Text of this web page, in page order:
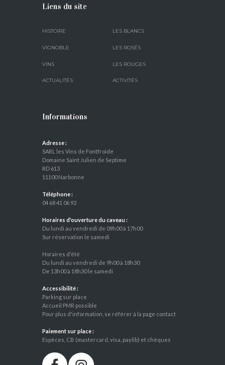
Liens du site
HISTOIRE LES BLANCS
VIGNOBLE LES ROSÉS
VINS LES ROUGES
ACTUALITÉS ACTIVITÉS
Informations
Adresse :
SARL les Vins de Fontfroide
Domaine Saint Julien de Septime
RD 613
11100 Narbonne
Téléphone :
04 68 41 06 92
Horaires d'ouverture du caveau :
Du lundi au vendredi de 09h00 à 17h00
Sur réservation le samedi
Horaires d'été
Du lundi au vendredi de 9h00 à 18h30
De 13h00 à 18h30 le samedi
Accessibilité :
Parking sur place
Accueil PMR possible
Pour plus d'information, se référer à la page contact
Paiement sur place :
Espèces, CB (mastercard, visa, paylib) et chèques